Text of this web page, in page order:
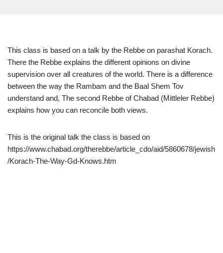
This class is based on a talk by the Rebbe on parashat Korach.
There the Rebbe explains the different opinions on divine
supervision over all creatures of the world. There is a difference
between the way the Rambam and the Baal Shem Tov
understand and, The second Rebbe of Chabad (Mittleler Rebbe)
explains how you can reconcile both views.
This is the original talk the class is based on
https://www.chabad.org/therebbe/article_cdo/aid/5860678/jewish
/Korach-The-Way-Gd-Knows.htm